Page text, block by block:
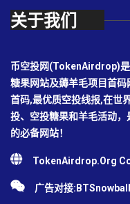
关于我们
币空投网(TokenAirdrop)
糖果网站及薅羊毛项目首
首码,最优质空投线报,在世
投、空投糖果和羊毛活动
的必备网站！
TokenAirdrop.Org
广告对接